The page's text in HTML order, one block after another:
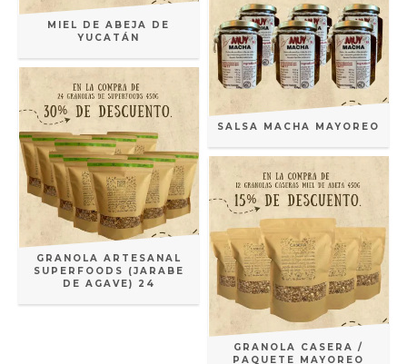
MIEL DE ABEJA DE
YUCATÁN
SALSA MACHA MAYOREO
GRANOLA ARTESANAL
SUPERFOODS (JARABE
DE AGAVE) 24
GRANOLA CASERA /
PAQUETE MAYOREO